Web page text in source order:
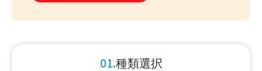
01.種類選択